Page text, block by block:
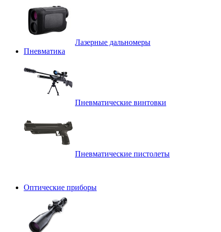
Лазерные дальномеры
Пневматика
Пневматические винтовки
Пневматические пистолеты
Оптические приборы